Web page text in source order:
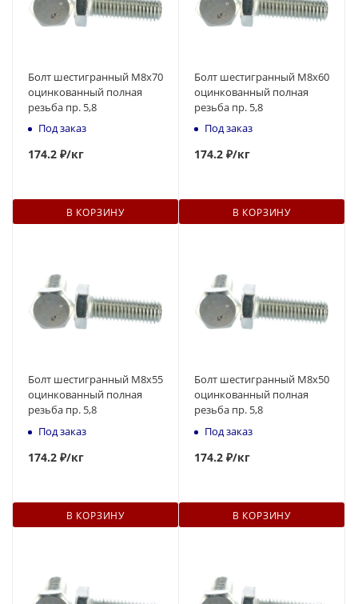
Болт шестигранный М8x70
оцинкованный полная
резьба пр. 5,8
Под заказ
174.2 ₽/кг
В КОРЗИНУ
Болт шестигранный М8x60
оцинкованный полная
резьба пр. 5,8
Под заказ
174.2 ₽/кг
В КОРЗИНУ
Болт шестигранный М8x55
оцинкованный полная
резьба пр. 5,8
Под заказ
174.2 ₽/кг
В КОРЗИНУ
Болт шестигранный М8x50
оцинкованный полная
резьба пр. 5,8
Под заказ
174.2 ₽/кг
В КОРЗИНУ